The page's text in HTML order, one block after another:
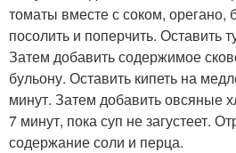
томаты вместе с соком, орегано,
посолить и поперчить. Оставить
Затем добавить содержимое
бульону. Оставить кипеть на
минут. Затем добавить овсяные
7 минут, пока суп не загустеет.
содержание соли и перца.